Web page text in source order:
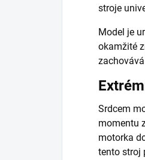
stroje
Model je
okamžité
Srdcem
momentu
motorka
tento stroj